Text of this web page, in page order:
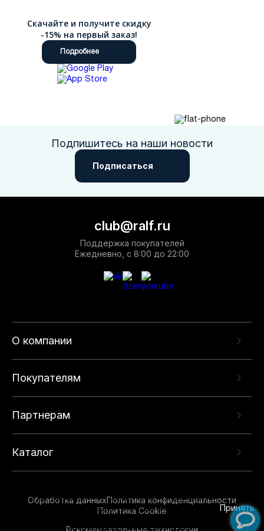
Скачайте и получите скидку
-15% на первый заказ!
Подробнее
Подпишитесь на наши новости
Подписаться
О компании
Покупателям
Партнерам
Каталог
club@ralf.ru
Поддержка покупателей
Ежедневно, с 8:00 до 22:00
Обработка данныхПолитика конфиденциальности
Политика Cookie
опыта на нашем сайте. Продолжая использовать
данный сайт, вы соглашаетесь с использованием
Принять